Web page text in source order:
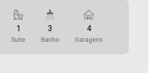
ÁREA CONSTRUÍDA:
TOTAL TERRENO: 514,00m² Será
de Conservação do Imóvel),
1
Suite
3
Banho
4
Garagens